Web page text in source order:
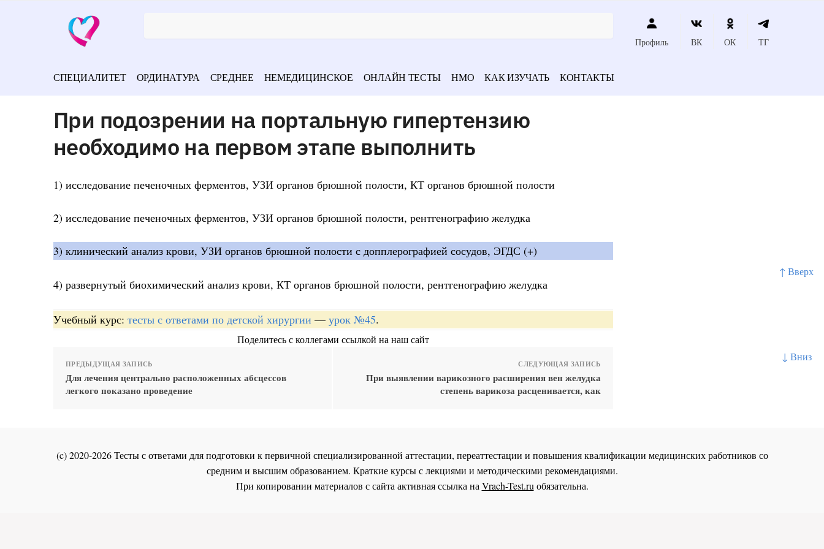
↑ Вверх
↓ Вниз
Профиль ВК ОК ТГ
СПЕЦИАЛИТЕТ ОРДИНАТУРА СРЕДНЕЕ НЕМЕДИЦИНСКОЕ ОНЛАЙН ТЕСТЫ НМО КАК ИЗУЧАТЬ КОНТАКТЫ
При подозрении на портальную гипертензию
необходимо на первом этапе выполнить
1) исследование печеночных ферментов, УЗИ органов брюшной полости, КТ органов брюшной полости
2) исследование печеночных ферментов, УЗИ органов брюшной полости, рентгенографию желудка
3) клинический анализ крови, УЗИ органов брюшной полости с допплерографией сосудов, ЭГДС (+)
4) развернутый биохимический анализ крови, КТ органов брюшной полости, рентгенографию желудка
Учебный курс: тесты с ответами по детской хирургии — урок №45.
Поделитесь с коллегами ссылкой на наш сайт
ПРЕДЫДУЩАЯ ЗАПИСЬ
Для лечения центрально расположенных абсцессов
легкого показано проведение
СЛЕДУЮЩАЯ ЗАПИСЬ
При выявлении варикозного расширения вен желудка
степень варикоза расценивается, как
(c) 2020-2026 Тесты с ответами для подготовки к первичной специализированной аттестации, переаттестации и повышения квалификации медицинских работников со
средним и высшим образованием. Краткие курсы с лекциями и методическими рекомендациями.
При копировании материалов с сайта активная ссылка наVrach-Test.ruобязательна.